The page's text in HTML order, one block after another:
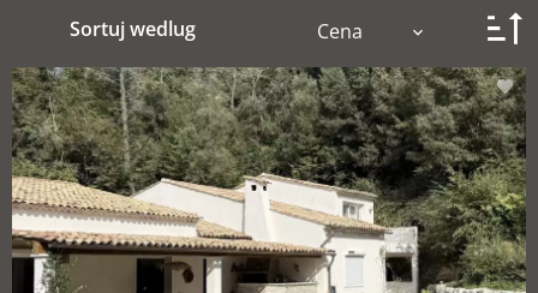
Sortuj wedlug Cena